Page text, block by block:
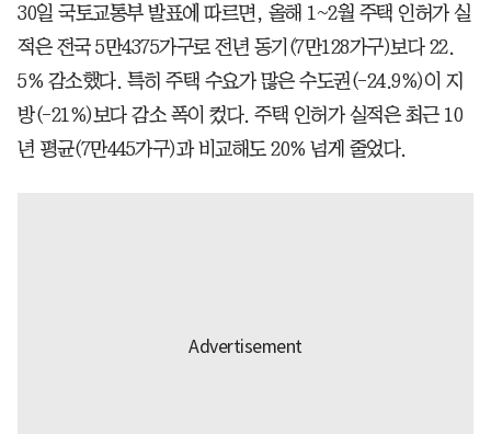
30일 국토교통부 발표에 따르면, 올해 1~2월 주택 인허가 실
적은 전국 5만4375가구로 전년 동기(7만128가구)보다 22.
5% 감소했다. 특히 주택 수요가 많은 수도권(-24.9%)이 지
방(-21%)보다 감소 폭이 컸다. 주택 인허가 실적은 최근 10
년 평균(7만445가구)과 비교해도 20% 넘게 줄었다.